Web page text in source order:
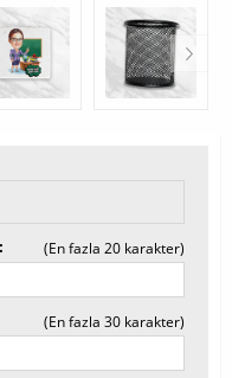
(En fazla 20 karakter)
(En fazla 30 karakter)